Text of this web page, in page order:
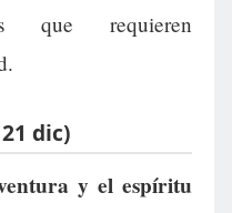
que requieren
dic)
y el espíritu